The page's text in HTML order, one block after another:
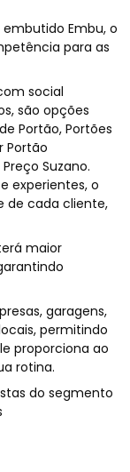
Embu, o
para as
social
são opções
Portão, Portões
Portão
Suzano.
experientes, o
de cada cliente,
maior
garagens,
permitindo
proporciona ao
rotina.
do segmento